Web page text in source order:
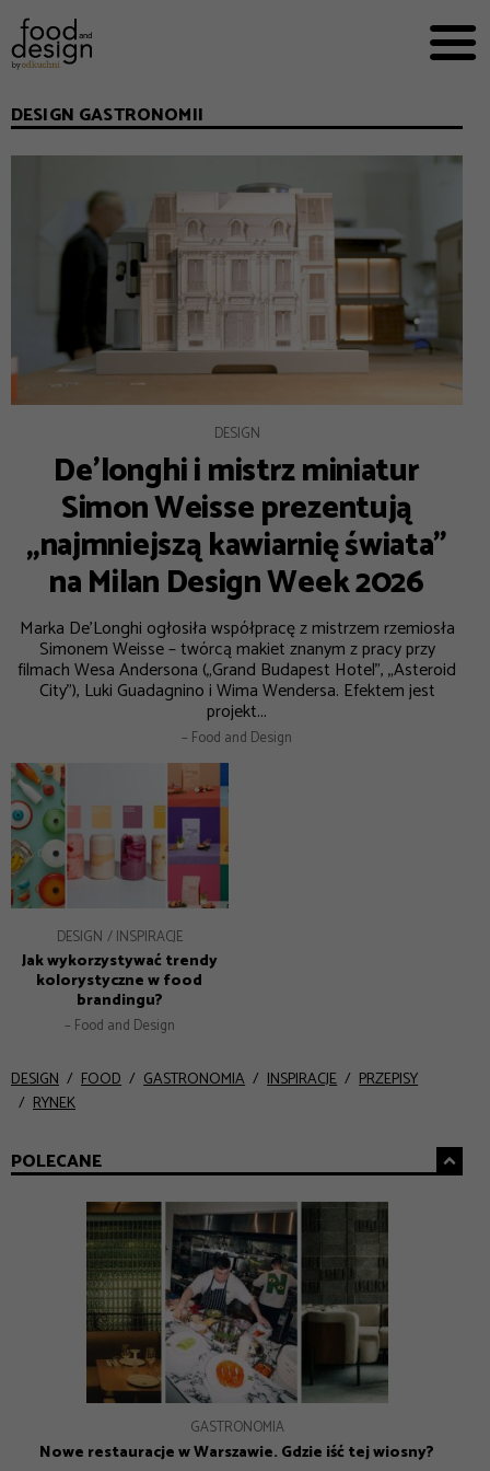


EKSPERCI
FOOD WORKING
E-BOOKI
O NAS
REKLAMA
DESIGN GASTRONOMII
DESIGN
De’longhi i mistrz miniatur
Simon Weisse prezentują
„najmniejszą kawiarnię świata”
na Milan Design Week 2026
Marka De’Longhi ogłosiła współpracę z mistrzem rzemiosła
Simonem Weisse – twórcą makiet znanym z pracy przy
filmach Wesa Andersona („Grand Budapest Hotel”, „Asteroid
City”), Luki Guadagnino i Wima Wendersa. Efektem jest
projekt...
– Food and Design
DESIGN INSPIRACJE
Jak wykorzystywać trendy
kolorystyczne w food
brandingu?
– Food and Design
DESIGN FOOD GASTRONOMIA INSPIRACJE
PRZEPISY
RYNEK
POLECANE
GASTRONOMIA
Nowe restauracje w Warszawie – 8 adresów na lato 2026
DESIGN
Jak Gen Z zmienia współczesny marketing?
INSPIRACJE
Prezenty na Dzień Mamy – Prezentownik 2026
GASTRONOMIA
Nowe restauracje w Warszawie. Gdzie iść tej wiosny?